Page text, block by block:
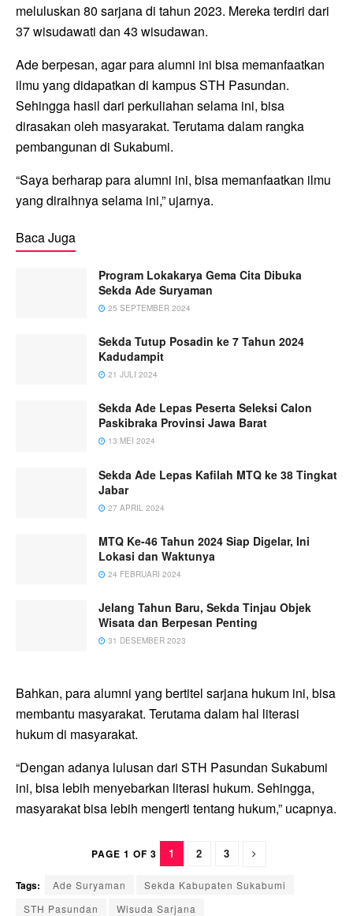
meluluskan 80 sarjana di tahun 2023. Mereka terdiri dari
37 wisudawati dan 43 wisudawan.
Ade berpesan, agar para alumni ini bisa memanfaatkan
ilmu yang didapatkan di kampus STH Pasundan.
Sehingga hasil dari perkuliahan selama ini, bisa
dirasakan oleh masyarakat. Terutama dalam rangka
pembangunan di Sukabumi.
“Saya berharap para alumni ini, bisa memanfaatkan ilmu
yang diraihnya selama ini,” ujarnya.
Baca Juga
Program Lokakarya Gema Cita Dibuka
Sekda Ade Suryaman
25 SEPTEMBER 2024
Sekda Tutup Posadin ke 7 Tahun 2024
Kadudampit
21 JULI 2024
Sekda Ade Lepas Peserta Seleksi Calon
Paskibraka Provinsi Jawa Barat
13 MEI 2024
Sekda Ade Lepas Kafilah MTQ ke 38 Tingkat
Jabar
27 APRIL 2024
MTQ Ke-46 Tahun 2024 Siap Digelar, Ini
Lokasi dan Waktunya
24 FEBRUARI 2024
Jelang Tahun Baru, Sekda Tinjau Objek
Wisata dan Berpesan Penting
31 DESEMBER 2023
Bahkan, para alumni yang bertitel sarjana hukum ini, bisa
membantu masyarakat. Terutama dalam hal literasi
hukum di masyarakat.
“Dengan adanya lulusan dari STH Pasundan Sukabumi
ini, bisa lebih menyebarkan literasi hukum. Sehingga,
masyarakat bisa lebih mengerti tentang hukum,” ucapnya.
PAGE 1 OF 3 1 2 3
Tags: Ade Suryaman
Sekda Kabupaten Sukabumi
STH Pasundan
Wisuda Sarjana